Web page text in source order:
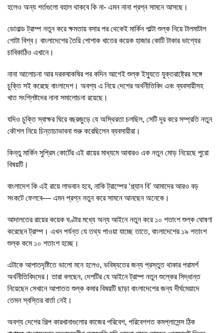
হলেও অন্য শর্তগুলো বহাল থাকবে কি না- এমন নানা প্রশ্ন সামনে আসছে।
ডোনাল্ড ট্রাম্প নতুন করে ক্ষমতায় বসার পর থেকেই মার্কিন পাল্টা শুল্ক নিয়ে টালমাটাল
গোটা বিশ্ব। বাংলাদেশের তৈরি পোশাক খাতের কয়েক হাজার কোটি টাকার ভাগ্যের
চাবিকাঠিও এখানে।
নানা আলোচনা আর দরকষাকষির পর কদিন আগেই শুল্ক ইস্যুতে যুক্তরাষ্ট্রের সঙ্গে
চুক্তি সই করেছে বাংলাদেশ। অবশ্য এ নিয়ে দেশের অর্থনীতিবিদ এবং ব্যবসায়ীসহ
খাত সংশ্লিষ্টদের নানা সমালোচনা রয়েছে।
যদিও চুক্তি স্বাক্ষর ঘিরে বছরজুড়ে যে অস্থিরতা চলছিল, সেটি দূর করে সম্প্রতি নতুন
কৌশল নিয়ে চিন্তাচাভাবনা শুরু করেছিলেন ব্যবসায়ীরা।
কিন্তু মার্কিন সুপ্রিম কোর্টের এই রায়ের মাধ্যমে আবারও এক নতুন মোড় নিয়েছে পুরো
বিষয়টি।
বাংলাদেশ কি এই রায়ে লাভবান হবে, নাকি ট্রাম্পের ‘প্ল্যান বি’ আমাদের আরও বড়
সংকটে ফেলবে–– এমন প্রশ্ন নতুন করে সামনে আনছেন অনেকে।
আদালতের রায়ের কয়েক ঘণ্টার মধ্যে অন্য আইনে নতুন করে ১০ শতাংশ শুল্ক ঘোষণা
করেছেন ট্রাম্প। এখন পর্যন্ত যে তথ্য পাওয়া যাচ্ছে তাতে, বাংলাদেশের ১৯ শতাংশ
শুল্ক কমে ১০ শতাংশ হচ্ছে।
এটাকে আপাতদৃষ্টিতে ভালো মনে হলেও, ভবিষ্যতের জন্য প্রস্তুত থাকার পরামর্শ
অর্থনীতিবিদদের। তারা বলছেন, দেশটির যে আইনে ট্রাম্প নতুন শুল্কের সিদ্ধান্ত
নিয়েছেন সেখানে আপাতত শুল্ক কমার বিষয়টি ছাড়া বাংলাদেশের জন্য দীর্ঘমেয়াদে
তেমন স্বস্তির বার্তা নেই।
অবশ্য দেশের শিল্প কারখানাগুলোর কাজের পরিবেশ, পরিবেশগত কমপ্লাসেন্স ঠিক